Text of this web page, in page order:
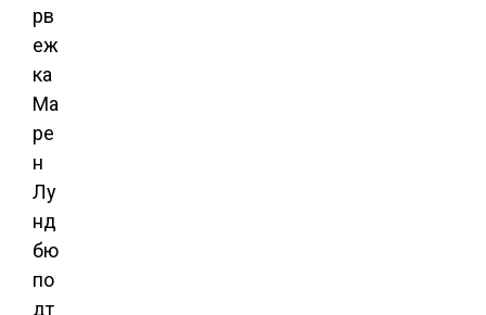
рв
еж
ка
Ма
ре
н
Лу
нд
бю
по
дт